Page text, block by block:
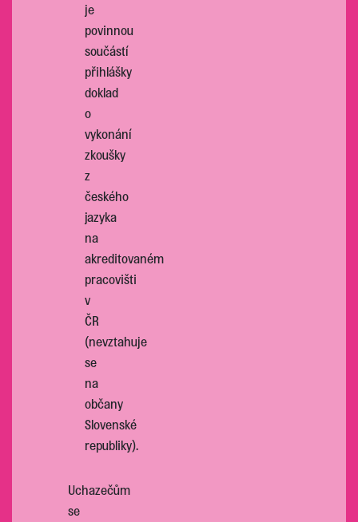
je
povinnou
součástí
přihlášky
doklad
o
vykonání
zkoušky
z
českého
jazyka
na
akreditovaném
pracovišti
v
ČR
(nevztahuje
se
na
občany
Slovenské
republiky).
Uchazečům
se